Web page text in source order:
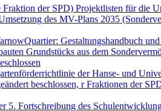
der SPD) Projektlisten für die
des MV-Plans 2035
Gestaltungshandbuch
Grundstücks aus dem
der Hanse- und
beschlossen, r Fraktionen der
5. Fortschreibung des